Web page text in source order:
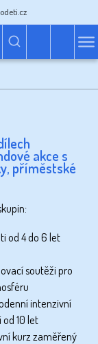
akce s
příměstské
od 4 do 6 let
soutěži pro
intenzivní
10 let
kurz zaměřený